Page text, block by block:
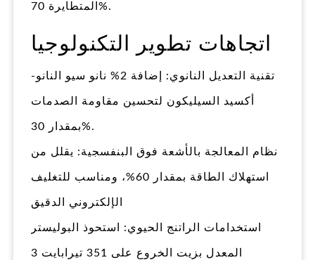
المتطايرة 70%.
اتجاهات تطوير التكنولوجيا
تقنية التعديل النانوي: إضافة 2% نانو سيو النانو-
أكسيد السيليكون لتحسين مقاومة الصدمات
بمقدار 30%.
نظام المعالجة بالأشعة فوق البنفسجية: يقلل من
استهلاك الطاقة بمقدار 60%، ومناسب للتغليف
الإلكتروني الدقيق
استخدامات الراتنج الحيوي: استحوذ البوليستر
المعدل بزيت الخروع على 351 تيرابايت 3